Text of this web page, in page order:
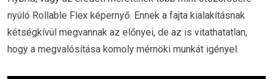
nyúló Rollable Flex képernyő. Ennek a fajta kialakításnak
kétségkívül megvannak az előnyei, de az is vitathatatlan,
hogy a megvalósítása komoly mérnöki munkát igényel.